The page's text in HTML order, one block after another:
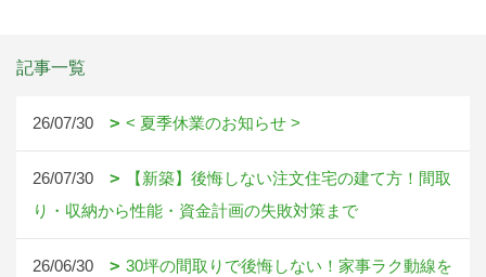
記事一覧
26/07/30 < 夏季休業のお知らせ >
26/07/30
【新築】後悔しない注文住宅の建て方！間取
り・収納から性能・資金計画の失敗対策まで
26/06/30
30坪の間取りで後悔しない！家事ラク動線を